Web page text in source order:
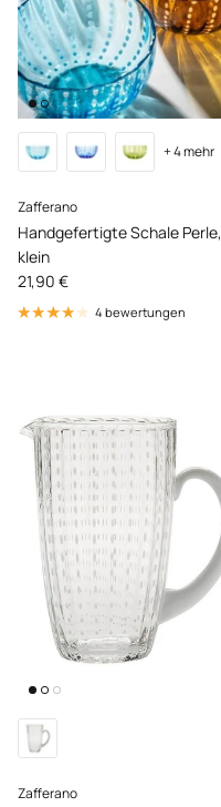
Zafferano
Handgefertigte Schale Perle,
klein
Normaler Preis
21,90 €
+ 4 mehr
4 bewertungen
Zafferano